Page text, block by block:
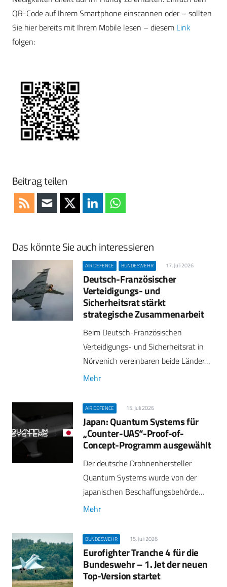
QR-Code auf Ihrem Smartphone einscannen oder – sollten
Sie hier bereits mit Ihrem Mobile lesen – diesem Link
folgen:
Beitrag teilen
Das könnte Sie auch interessieren
AIR DEFENCE BUNDESWEHR 17. Juli 2026
Deutsch-Französischer
Verteidigungs- und
Sicherheitsrat stärkt
strategische Zusammenarbeit
Beim Deutsch-Französischen
Verteidigungs- und Sicherheitsrat in
Nörvenich vereinbaren beide Länder…
Mehr
AIR DEFENCE 15. Juli 2026
Japan: Quantum Systems für
„Counter-UAS“-Proof-of-
Concept-Programm ausgewählt
Der deutsche Drohnenhersteller
Quantum Systems wurde von der
japanischen Beschaffungsbehörde…
Mehr
BUNDESWEHR 15. Juli 2026
Eurofighter Tranche 4 für die
Bundeswehr – 1. Jet der neuen
Top-Version startet